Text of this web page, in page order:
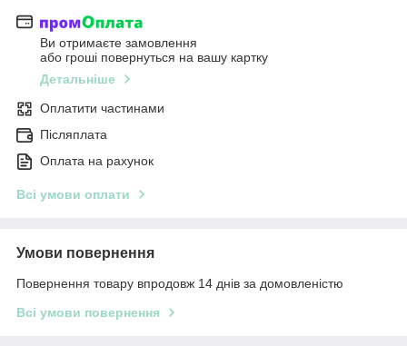
Ви отримаєте замовлення
або гроші повернуться на вашу картку
Детальніше
Оплатити частинами
Післяплата
Оплата на рахунок
Всі умови оплати
Умови повернення
Повернення товару впродовж 14 днів за домовленістю
Всі умови повернення